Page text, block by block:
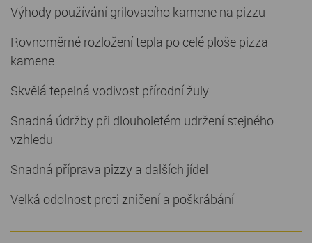
Výhody používání grilovacího kamene na pizzu
Rovnoměrné rozložení tepla po celé ploše pizza
kamene
Skvělá tepelná vodivost přírodní žuly
Snadná údržby při dlouholetém udržení stejného
vzhledu
Snadná příprava pizzy a dalších jídel
Velká odolnost proti zničení a poškrábání